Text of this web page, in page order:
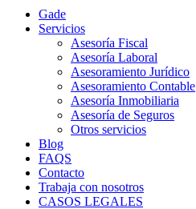
Gade
Servicios
Asesoría Fiscal
Asesoría Laboral
Asesoramiento Jurídico
Asesoramiento Contable
Asesoría Inmobiliaria
Asesoría de Seguros
Otros servicios
Blog
FAQS
Contacto
Trabaja con nosotros
CASOS LEGALES